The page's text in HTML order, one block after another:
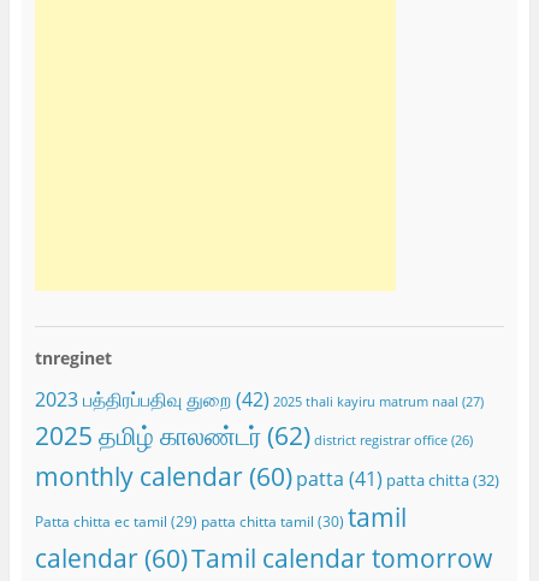
tnreginet
2023 பத்திரப்பதிவு துறை(42) 2025 thali kayiru matrum naal (27)
2025 தமிழ் காலண்டர்(62) district registrar office(26)
monthly calendar(60) patta (41) patta chitta(32)
Patta chitta ec tamil (29) patta chitta tamil (30) tamil
calendar(60)Tamil calendar tomorrow